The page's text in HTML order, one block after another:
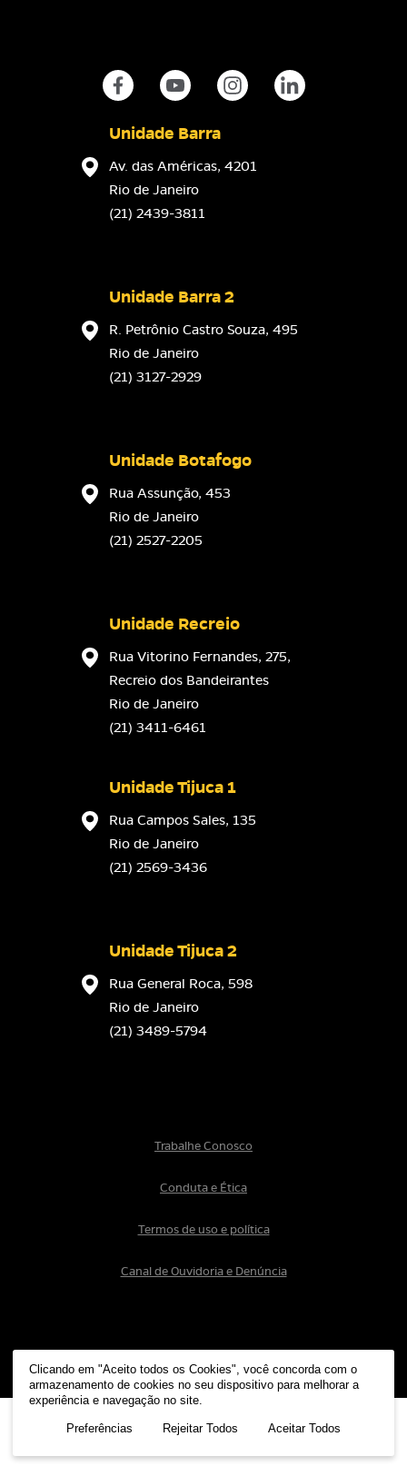
Unidade Barra
Av. das Américas, 4201
Rio de Janeiro
(21) 2439-3811
Unidade Barra 2
R. Petrônio Castro Souza, 495
Rio de Janeiro
(21) 3127-2929
Unidade Botafogo
Rua Assunção, 453
Rio de Janeiro
(21) 2527-2205
Unidade Recreio
Rua Vitorino Fernandes, 275,
Recreio dos Bandeirantes
Rio de Janeiro
(21) 3411-6461
Unidade Tijuca 1
Rua Campos Sales, 135
Rio de Janeiro
(21) 2569-3436
Unidade Tijuca 2
Rua General Roca, 598
Rio de Janeiro
(21) 3489-5794
Copyright © Grupo SEB 2026 | Todos os
direitos reservados
Canal de Ouvidoria e Denúncia
Termos de uso e política
Conduta e Ética
Trabalhe Conosco
Clicando em "Aceito todos os Cookies", você concorda com o
armazenamento de cookies no seu dispositivo para melhorar a
experiência e navegação no site.
Preferências Rejeitar Todos Aceitar Todos